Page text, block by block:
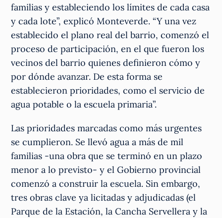
familias y estableciendo los límites de cada casa
y cada lote”, explicó Monteverde. “Y una vez
establecido el plano real del barrio, comenzó el
proceso de participación, en el que fueron los
vecinos del barrio quienes definieron cómo y
por dónde avanzar. De esta forma se
establecieron prioridades, como el servicio de
agua potable o la escuela primaria”.
Las prioridades marcadas como más urgentes
se cumplieron. Se llevó agua a más de mil
familias -una obra que se terminó en un plazo
menor a lo previsto- y el Gobierno provincial
comenzó a construir la escuela. Sin embargo,
tres obras clave ya licitadas y adjudicadas (el
Parque de la Estación, la Cancha Servellera y la